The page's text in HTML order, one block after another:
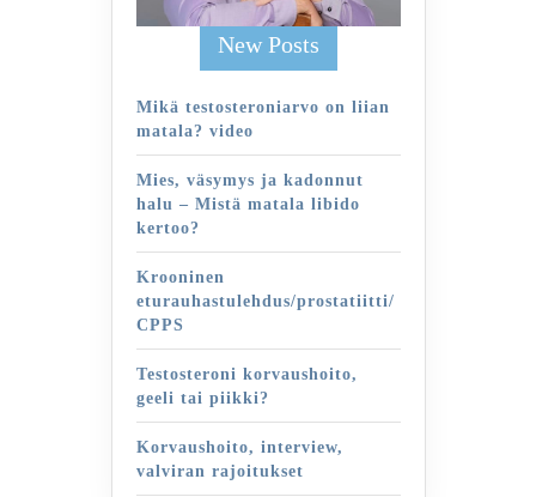
New Posts
Mikä testosteroniarvo on liian
matala? video
Mies, väsymys ja kadonnut
halu – Mistä matala libido
kertoo?
Krooninen
eturauhastulehdus/prostatiitti/
CPPS
Testosteroni korvaushoito,
geeli tai piikki?
Korvaushoito, interview,
valviran rajoitukset